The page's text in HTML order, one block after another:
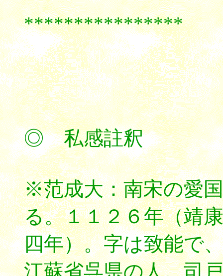
****************
◎ 私感註釈
※范成大：南宋の愛
る。１１２６年（靖
四年）。字は致能で
江蘇省呉県の人。司